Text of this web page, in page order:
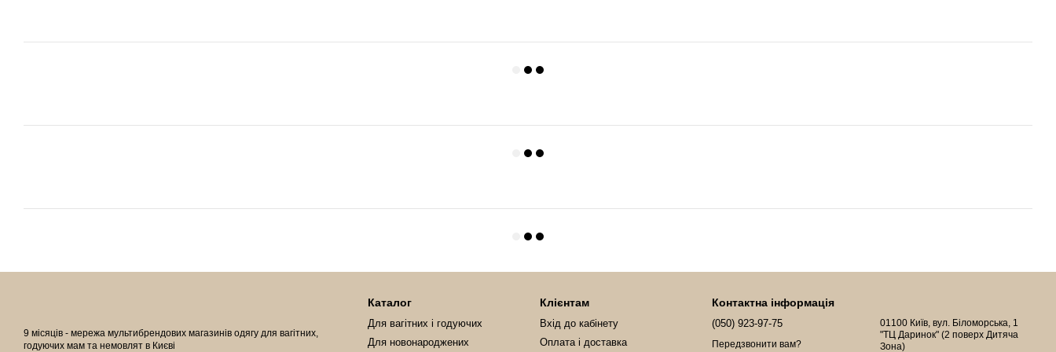
9 місяців - мережа мультибрендових магазинів одягу для вагітних,
годуючих мам та немовлят в Києві
Каталог
Для вагітних і годуючих
Для новонароджених
Клієнтам
Вхід до кабінету
Оплата і доставка
Контактна інформація
(050) 923-97-75
Передзвонити вам?
01100 Київ, вул. Біломорська, 1
"ТЦ Даринок" (2 поверх Дитяча
Зона)